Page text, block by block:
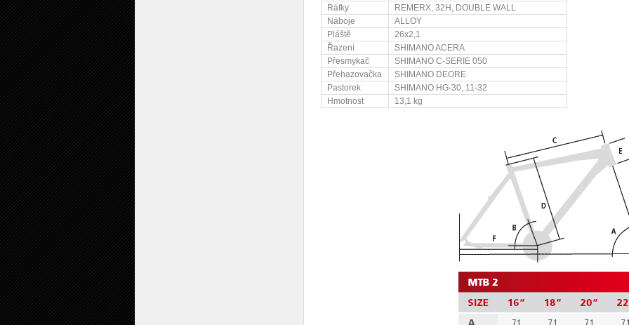
Ráfky
REMERX, 32H, DOUBLE WALL
Náboje
ALLOY
Pláště
26x2,1
Řazení
SHIMANO ACERA
Přesmykač
SHIMANO C-SERIE 050
Přehazovačka
SHIMANO DEORE
Pastorek
SHIMANO HG-30, 11-32
Hmotnost
13,1 kg